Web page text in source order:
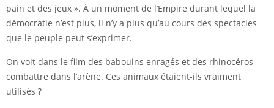
pain et des jeux ». À un moment de l’Empire durant lequel la
démocratie n’est plus, il n’y a plus qu’au cours des spectacles
que le peuple peut s’exprimer.
On voit dans le film des babouins enragés et des rhinocéros
combattre dans l’arène. Ces animaux étaient-ils vraiment
utilisés ?